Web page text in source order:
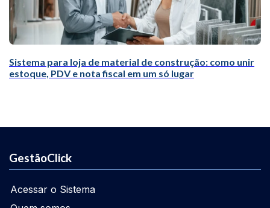
Sistema para loja de material de construção: como unir
estoque, PDV e nota fiscal em um só lugar
GestãoClick
Acessar o Sistema